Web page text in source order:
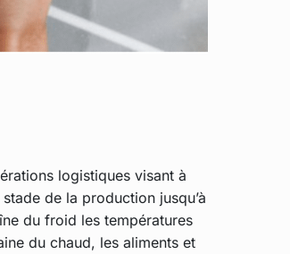
logistiques visant à
de la production jusqu’à
du froid les températures
du chaud, les aliments et